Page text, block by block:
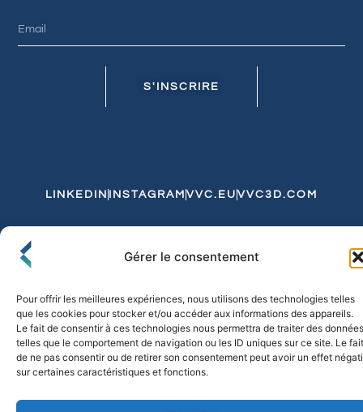
Gérer le consentement
Pour offrir les meilleures expériences, nous utilisons des technologies telles
que les cookies pour stocker et/ou accéder aux informations des appareils.
Le fait de consentir à ces technologies nous permettra de traiter des données
telles que le comportement de navigation ou les ID uniques sur ce site. Le fait
de ne pas consentir ou de retirer son consentement peut avoir un effet
sur certaines caractéristiques et fonctions.
S'INSCRIRE
LINKEDIN INSTAGRAM VVC.EU VVC3D.COM
Politique de Confidentialité et de CookiesExpédition et Livraison
© 2026 FLO & CO. All Rights Reserved